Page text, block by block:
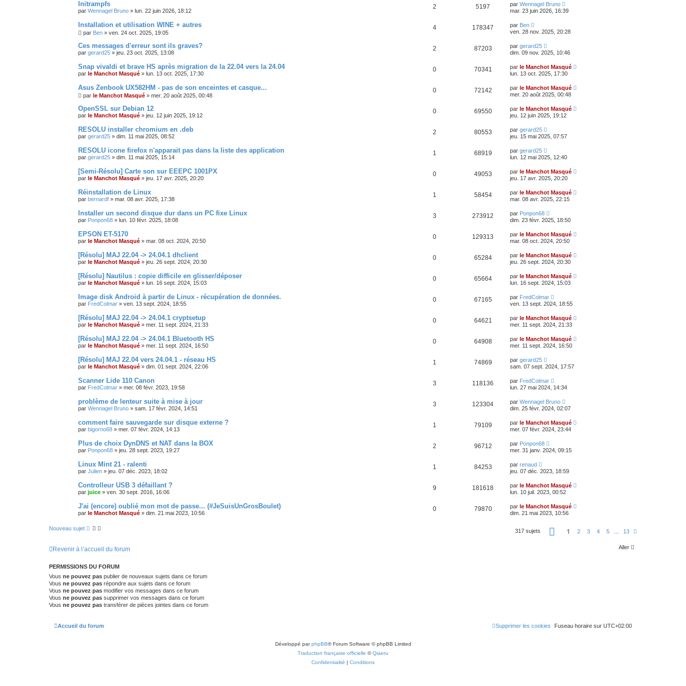
c
é
e
Initrampfs
par Wennagel Bruno » lun. 22 juin 2026, 18:12
2 5197 par Wennagel Bruno
mar. 23 juin 2026, 16:39
Installation et utilisation WINE + autres
par Ben » ven. 24 oct. 2025, 19:05
4 178347 par Ben
ven. 28 nov. 2025, 20:28
Ces messages d'erreur sont ils graves?
par gerard25 » jeu. 23 oct. 2025, 13:08
2 87203 par gerard25
dim. 09 nov. 2025, 10:46
Snap vivaldi et brave HS après migration de la 22.04 vers la 24.04
par le Manchot Masqué » lun. 13 oct. 2025, 17:30
0 70341 par le Manchot Masqué
lun. 13 oct. 2025, 17:30
Asus Zenbook UX582HM - pas de son enceintes et casque...
par le Manchot Masqué » mer. 20 août 2025, 00:48
0 72142 par le Manchot Masqué
mer. 20 août 2025, 00:48
OpenSSL sur Debian 12
par le Manchot Masqué » jeu. 12 juin 2025, 19:12
0 69550 par le Manchot Masqué
jeu. 12 juin 2025, 19:12
RESOLU installer chromium en .deb
par gerard25 » dim. 11 mai 2025, 08:52
2 80553 par gerard25
jeu. 15 mai 2025, 07:57
RESOLU icone firefox n'apparait pas dans la liste des application
par gerard25 » dim. 11 mai 2025, 15:14
1 68919 par gerard25
lun. 12 mai 2025, 12:40
[Semi-Résolu] Carte son sur EEEPC 1001PX
par le Manchot Masqué » jeu. 17 avr. 2025, 20:20
0 49053 par le Manchot Masqué
jeu. 17 avr. 2025, 20:20
Réinstallation de Linux
par bernardf » mar. 08 avr. 2025, 17:38
1 58454 par le Manchot Masqué
mar. 08 avr. 2025, 22:15
Installer un second disque dur dans un PC fixe Linux
par Ponpon68 » lun. 10 févr. 2025, 18:08
3 273912 par Ponpon68
dim. 23 févr. 2025, 18:50
EPSON ET-5170
par le Manchot Masqué » mar. 08 oct. 2024, 20:50
0 129313 par le Manchot Masqué
mar. 08 oct. 2024, 20:50
[Résolu] MAJ 22.04 -> 24.04.1 dhclient
par le Manchot Masqué » jeu. 26 sept. 2024, 20:30
0 65284 par le Manchot Masqué
jeu. 26 sept. 2024, 20:30
[Résolu] Nautilus : copie difficile en glisser/déposer
par le Manchot Masqué » lun. 16 sept. 2024, 15:03
0 65664 par le Manchot Masqué
lun. 16 sept. 2024, 15:03
Image disk Android à partir de Linux - récupération de données.
par FredColmar » ven. 13 sept. 2024, 18:55
0 67165 par FredColmar
ven. 13 sept. 2024, 18:55
[Résolu] MAJ 22.04 -> 24.04.1 cryptsetup
par le Manchot Masqué » mer. 11 sept. 2024, 21:33
0 64621 par le Manchot Masqué
mer. 11 sept. 2024, 21:33
[Résolu] MAJ 22.04 -> 24.04.1 Bluetooth HS
par le Manchot Masqué » mer. 11 sept. 2024, 16:50
0 64908 par le Manchot Masqué
mer. 11 sept. 2024, 16:50
[Résolu] MAJ 22.04 vers 24.04.1 - réseau HS
par le Manchot Masqué » dim. 01 sept. 2024, 22:06
1 74869 par gerard25
sam. 07 sept. 2024, 17:57
Scanner Lide 110 Canon
par FredColmar » mer. 08 févr. 2023, 19:58
3 118136 par FredColmar
lun. 27 mai 2024, 14:34
problème de lenteur suite à mise à jour
par Wennagel Bruno » sam. 17 févr. 2024, 14:51
3 123304 par Wennagel Bruno
dim. 25 févr. 2024, 02:07
comment faire sauvegarde sur disque externe ?
par bigorno68 » mer. 07 févr. 2024, 14:13
1 79109 par le Manchot Masqué
mer. 07 févr. 2024, 23:44
Plus de choix DynDNS et NAT dans la BOX
par Ponpon68 » jeu. 28 sept. 2023, 19:27
2 96712 par Ponpon68
mer. 31 janv. 2024, 09:15
Linux Mint 21 - ralenti
par Julien » jeu. 07 déc. 2023, 18:02
1 84253 par renaud
jeu. 07 déc. 2023, 18:59
Controlleur USB 3 défaillant ?
par juice » ven. 30 sept. 2016, 16:06
9 181618 par le Manchot Masqué
lun. 10 juil. 2023, 00:52
J'ai (encore) oublié mon mot de passe... (#JeSuisUnGrosBoulet)
par le Manchot Masqué » dim. 21 mai 2023, 10:56
0 79870 par le Manchot Masqué
dim. 21 mai 2023, 10:56
Nouveau sujet 317 sujets 1 2 3 4 5 13
Revenir à l’accueil du forum Aller
PERMISSIONS DU FORUM
Vous ne pouvez pas publier de nouveaux sujets dans ce forum
Vous ne pouvez pas répondre aux sujets dans ce forum
Vous ne pouvez pas modifier vos messages dans ce forum
Vous ne pouvez pas supprimer vos messages dans ce forum
Vous ne pouvez pas transférer de pièces jointes dans ce forum
Accueil du forum Fuseau horaire sur UTC+02:00
Supprimer les cookies
Développé parphpBB® Forum Software © phpBB Limited
Traduction française officielle ©Qiaeru
Confidentialité | Conditions